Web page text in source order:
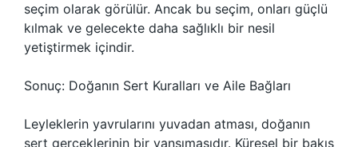
seçim olarak görülür. Ancak bu seçim, onları güçlü
kılmak ve gelecekte daha sağlıklı bir nesil
yetiştirmek içindir.
Sonuç: Doğanın Sert Kuralları ve Aile Bağları
Leyleklerin yavrularını yuvadan atması, doğanın
sert gerçeklerinin bir yansımasıdır. Küresel bir bakış